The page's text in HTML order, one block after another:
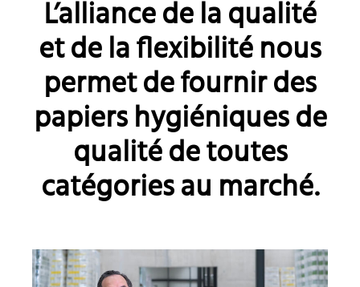
L’alliance de la qualité
et de la flexibilité nous
permet de fournir des
papiers hygiéniques de
qualité de toutes
catégories au marché.